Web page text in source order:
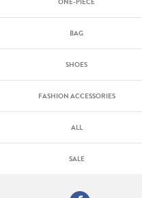
BAG
SHOES
FASHION ACCESSORIES
ALL
SALE